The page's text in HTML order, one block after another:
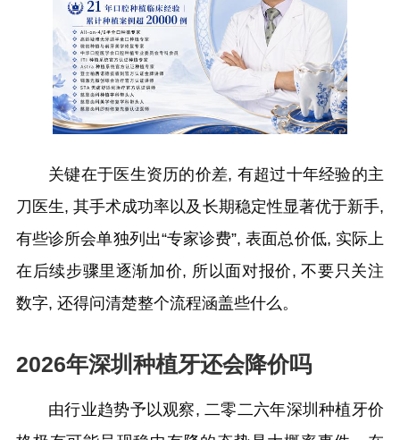
关键在于医生资历的价差, 有超过十年经验的主
刀医生, 其手术成功率以及长期稳定性显著优于新手,
有些诊所会单独列出“专家诊费”, 表面总价低, 实际上
在后续步骤里逐渐加价, 所以面对报价, 不要只关注
数字, 还得问清楚整个流程涵盖些什么。
2026年深圳种植牙还会降价吗
由行业趋势予以观察, 二零二六年深圳种植牙价